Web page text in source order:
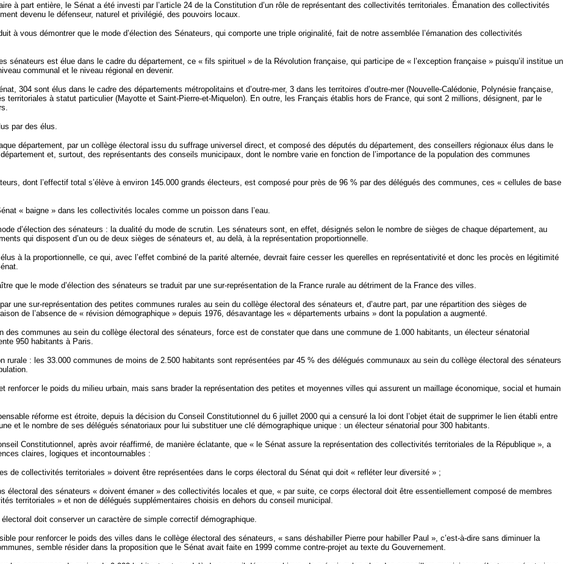
à part entière, le Sénat a été investi par l’article 24 de la Constitution d’un rôle de représentant des collectivités territoriales. Émanation des collectivités
devenu le défenseur, naturel et privilégié, des pouvoirs locaux.
à vous démontrer que le mode d’élection des Sénateurs, qui comporte une triple originalité, fait de notre assemblée l’émanation des collectivités
sénateurs est élue dans le cadre du département, ce « fils spirituel » de la Révolution française, qui participe de « l’exception française » puisqu’il institue un
communal et le niveau régional en devenir.
304 sont élus dans le cadre des départements métropolitains et d’outre-mer, 3 dans les territoires d’outre-mer (Nouvelle-Calédonie, Polynésie française,
territoriales à statut particulier (Mayotte et Saint-Pierre-et-Miquelon). En outre, les Français établis hors de France, qui sont 2 millions, désignent, par le
par des élus.
département, par un collège électoral issu du suffrage universel direct, et composé des députés du département, des conseillers régionaux élus dans le
et, surtout, des représentants des conseils municipaux, dont le nombre varie en fonction de l’importance de la population des communes
dont l’effectif total s’élève à environ 145.000 grands électeurs, est composé pour près de 96 % par des délégués des communes, ces « cellules de base
« baigne » dans les collectivités locales comme un poisson dans l’eau.
d’élection des sénateurs : la dualité du mode de scrutin. Les sénateurs sont, en effet, désignés selon le nombre de sièges de chaque département, au
qui disposent d’un ou de deux sièges de sénateurs et, au delà, à la représentation proportionnelle.
à la proportionnelle, ce qui, avec l’effet combiné de la parité alternée, devrait faire cesser les querelles en représentativité et donc les procès en légitimité
que le mode d’élection des sénateurs se traduit par une sur-représentation de la France rurale au détriment de la France des villes.
une sur-représentation des petites communes rurales au sein du collège électoral des sénateurs et, d’autre part, par une répartition des sièges de
de l’absence de « révision démographique » depuis 1976, désavantage les « départements urbains » dont la population a augmenté.
des communes au sein du collège électoral des sénateurs, force est de constater que dans une commune de 1.000 habitants, un électeur sénatorial
950 habitants à Paris.
rurale : les 33.000 communes de moins de 2.500 habitants sont représentées par 45 % des délégués communaux au sein du collège électoral des sénateurs
renforcer le poids du milieu urbain, mais sans brader la représentation des petites et moyennes villes qui assurent un maillage économique, social et humain
réforme est étroite, depuis la décision du Conseil Constitutionnel du 6 juillet 2000 qui a censuré la loi dont l’objet était de supprimer le lien établi entre
et le nombre de ses délégués sénatoriaux pour lui substituer une clé démographique unique : un électeur sénatorial pour 300 habitants.
Constitutionnel, après avoir réaffirmé, de manière éclatante, que « le Sénat assure la représentation des collectivités territoriales de la République », a
claires, logiques et incontournables :
de collectivités territoriales » doivent être représentées dans le corps électoral du Sénat qui doit « refléter leur diversité » ;
électoral des sénateurs « doivent émaner » des collectivités locales et que, « par suite, ce corps électoral doit être essentiellement composé de membres
territoriales » et non de délégués supplémentaires choisis en dehors du conseil municipal.
doit conserver un caractère de simple correctif démographique.
pour renforcer le poids des villes dans le collège électoral des sénateurs, « sans déshabiller Pierre pour habiller Paul », c’est-à-dire sans diminuer la
semble résider dans la proposition que le Sénat avait faite en 1999 comme contre-projet au texte du Gouvernement.